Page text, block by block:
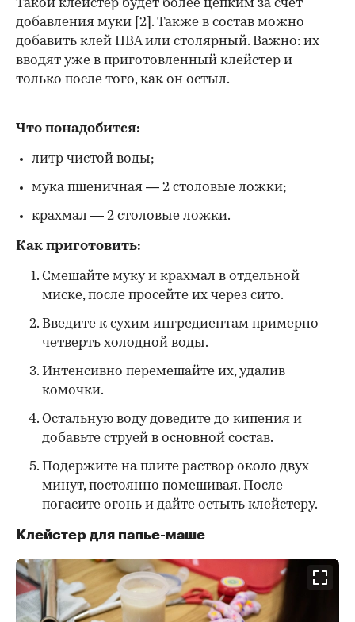
Такой клейстер будет более цепким за счет
добавления муки [2] . Также в состав можно
добавить клей ПВА или столярный. Важно: их
вводят уже в приготовленный клейстер и
только после того, как он остыл.
Что понадобится:
литр чистой воды;
мука пшеничная — 2 столовые ложки;
крахмал — 2 столовые ложки.
Как приготовить:
Смешайте муку и крахмал в отдельной
миске, после просейте их через сито.
Введите к сухим ингредиентам примерно
четверть холодной воды.
Интенсивно перемешайте их, удалив
комочки.
Остальную воду доведите до кипения и
добавьте струей в основной состав.
Подержите на плите раствор около двух
минут, постоянно помешивая. После
погасите огонь и дайте остыть клейстеру.
Клейстер для папье-маше